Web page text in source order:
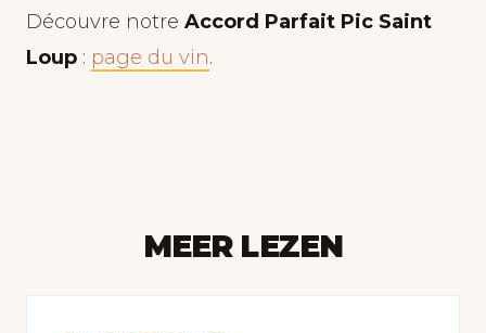
Découvre notre Accord Parfait Pic Saint
Loup : page du vin.
MEER LEZEN